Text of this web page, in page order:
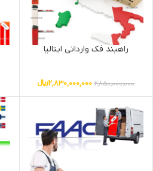
راهبند فک وارداتی ایتالیا
2,850,000,000
2,830,000,000﷼